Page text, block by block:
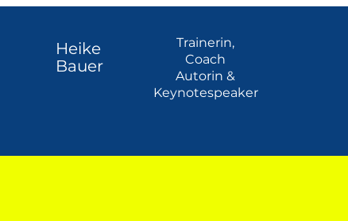
Heike
Bauer
Trainerin,
Coach
Autorin &
Keynotespeaker